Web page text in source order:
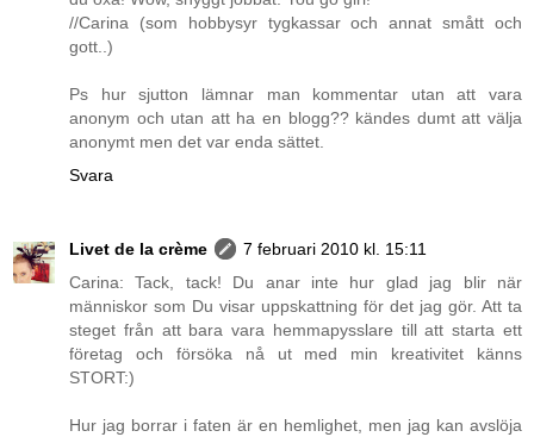
//Carina (som hobbysyr tygkassar och annat smått och
gott..)
Ps hur sjutton lämnar man kommentar utan att vara
anonym och utan att ha en blogg?? kändes dumt att välja
anonymt men det var enda sättet.
Svara
Livet de la crème
7 februari 2010 kl. 15:11
Carina: Tack, tack! Du anar inte hur glad jag blir när
människor som Du visar uppskattning för det jag gör. Att ta
steget från att bara vara hemmapysslare till att starta ett
företag och försöka nå ut med min kreativitet känns
STORT:)
Hur jag borrar i faten är en hemlighet, men jag kan avslöja